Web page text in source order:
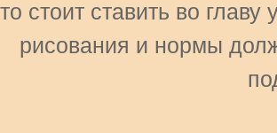
стоит ставить во
рисования и нормы